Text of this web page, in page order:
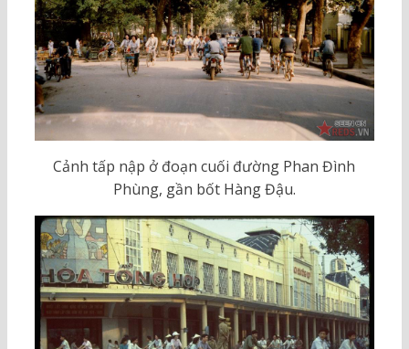
Cảnh tấp nập ở đoạn cuối đường Phan Đình
Phùng, gần bốt Hàng Đậu.